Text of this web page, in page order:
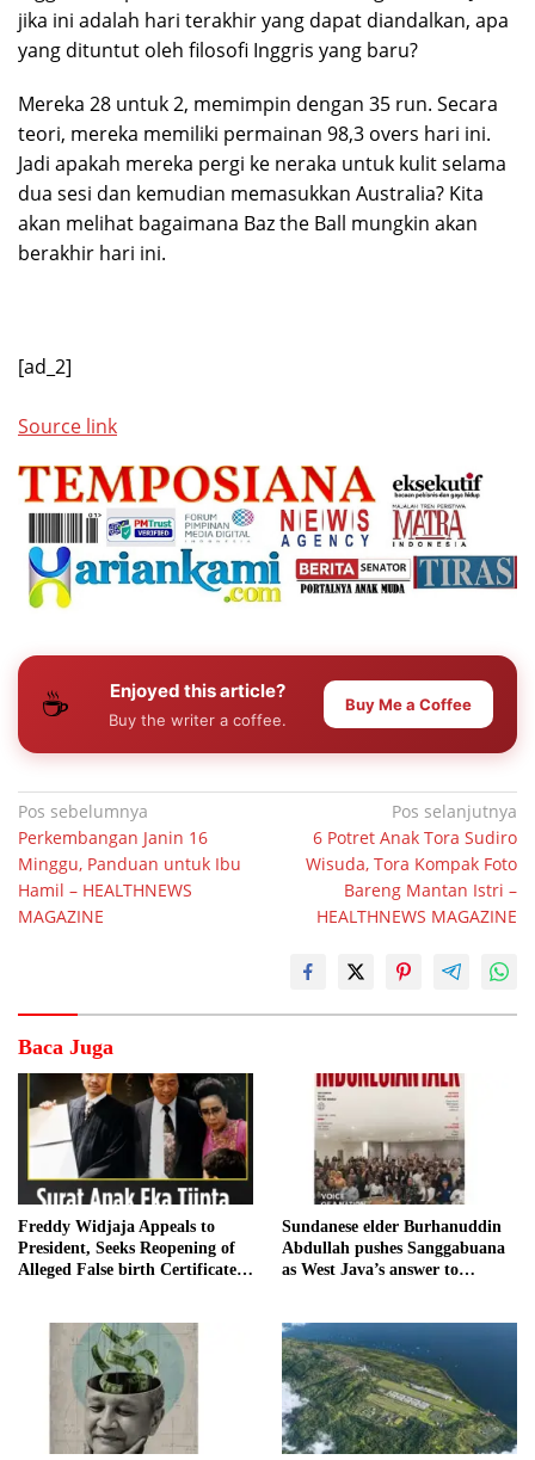
jika ini adalah hari terakhir yang dapat diandalkan, apa
yang dituntut oleh filosofi Inggris yang baru?
Mereka 28 untuk 2, memimpin dengan 35 run. Secara
teori, mereka memiliki permainan 98,3 overs hari ini.
Jadi apakah mereka pergi ke neraka untuk kulit selama
dua sesi dan kemudian memasukkan Australia? Kita
akan melihat bagaimana Baz the Ball mungkin akan
berakhir hari ini.
[ad_2]
Source link
☕ Enjoyed this article?
Buy the writer a coffee.
Buy Me a Coffee
Navigasi
pos
Pos sebelumnya
Perkembangan Janin 16
Minggu, Panduan untuk Ibu
Hamil – HEALTHNEWS
MAGAZINE
Pos selanjutnya
6 Potret Anak Tora Sudiro
Wisuda, Tora Kompak Foto
Bareng Mantan Istri –
HEALTHNEWS MAGAZINE
Baca Juga
Freddy Widjaja Appeals to
President, Seeks Reopening of
Alleged False birth Certificate
Sundanese elder Burhanuddin
Abdullah pushes Sanggabuana
as West Java’s answer to